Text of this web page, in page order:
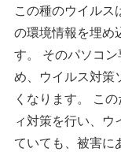
この種のウイル
の環境情報を埋め
す。 そのパソコ
め、ウイルス対策
くなります。 こ
ィ対策を行い、
ていても、被害に